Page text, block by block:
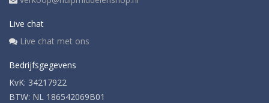
Live chat
Live chat met ons
Bedrijfsgegevens
KvK: 34217922
BTW: NL 186542069B01